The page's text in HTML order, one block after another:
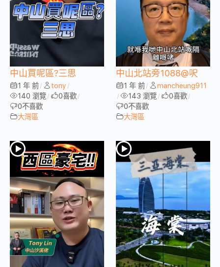
中山買呢區?三思
1 年 前 / tony /
140 瀏覽 / 0喜歡 /
0不喜歡
大灣區
中山北站旁1088@呎
1 年 前 / mancheung911
/ 143 瀏覽 / 0喜歡 /
0不喜歡
大灣區